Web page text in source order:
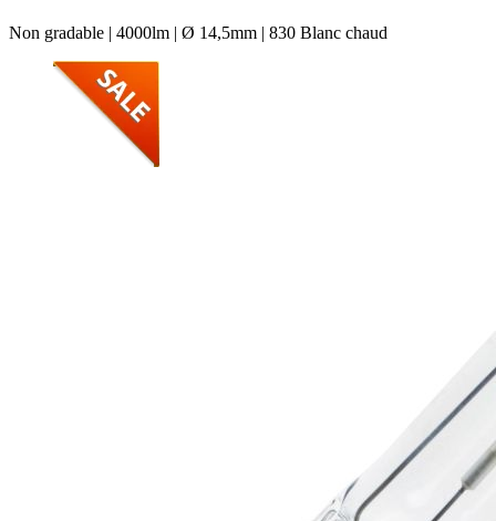
Non gradable | 4000lm | Ø 14,5mm | 830 Blanc chaud